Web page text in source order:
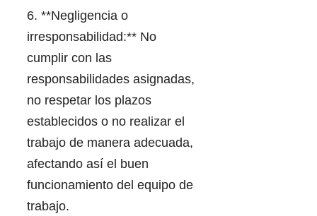
6. **Negligencia o
irresponsabilidad:** No
cumplir con las
responsabilidades asignadas,
no respetar los plazos
establecidos o no realizar el
trabajo de manera adecuada,
afectando así el buen
funcionamiento del equipo de
trabajo.